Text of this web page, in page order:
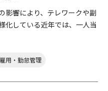
影響により、テレワークや副
化している近年では、一人当
雇用・勤怠管理